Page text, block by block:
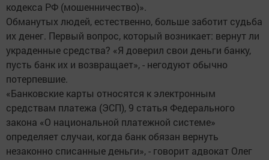
кодекса РФ (мошенничество)».
Обманутых людей, естественно, больше заботит судьба
их денег. Первый вопрос, который возникает: вернут ли
украденные средства? «Я доверил свои деньги банку,
пусть банк их и возвращает», - негодуют обычно
потерпевшие.
«Банковские карты относятся к электронным
средствам платежа (ЭСП), 9 статья Федерального
закона «О национальной платежной системе»
определяет случаи, когда банк обязан вернуть
незаконно списанные деньги», - говорит адвокат Олег